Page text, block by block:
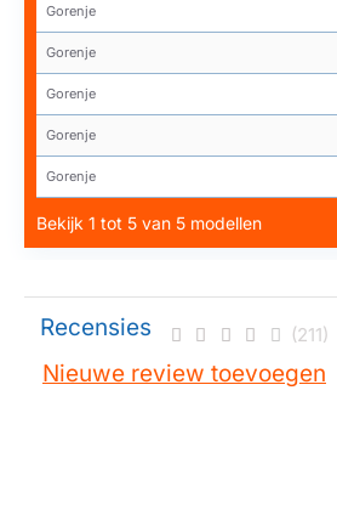
Gorenje
Gorenje
Gorenje
Gorenje
Gorenje
Bekijk 1 tot 5 van 5 modellen
Recensies (211)
Nieuwe review toevoegen